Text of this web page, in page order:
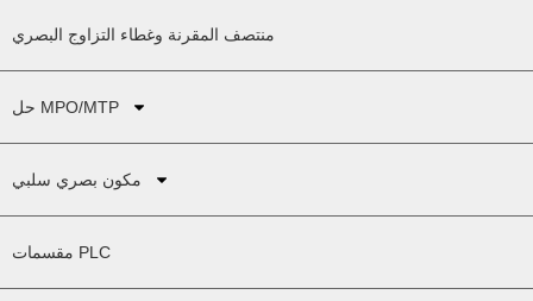
منتصف المقرنة وغطاء التزاوج البصري
حل MPO/MTP
مكون بصري سلبي
مقسمات PLC